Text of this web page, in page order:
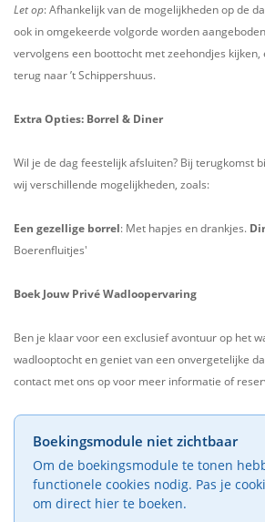
Let op: Afhankelijk van de mogelijkheden op de
ook in omgekeerde volgorde worden
vervolgens een boottocht met zeehondjes
terug naar ’t Schippershuus.
Extra Opties: Borrel & Diner
Wil je de dag feestelijk afsluiten? Bij terugkomst
wij verschillende mogelijkheden, zoals:
Een gezellige borrel: Met hapjes en drankjes.
Boerenfluitjes'
Boek Jouw Privé Wadloopervaring
Ben je klaar voor een exclusief avontuur op het
wadlooptocht en geniet van een onvergetelijke
contact met ons op voor meer informatie of
Boekingsmodule niet zichtbaar
Om de boekingsmodule te tonen
functionele cookies nodig. Pas je
om direct hier te boeken.